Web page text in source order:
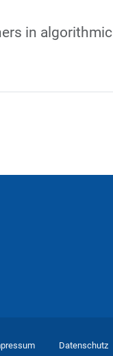
in algorithmic
Datenschutz